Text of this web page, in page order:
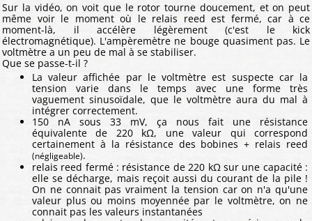
Sur la vidéo, on voit que le rotor tourne doucement, et on peut
même voir le moment où le relais reed est fermé, car à ce
moment-là, il accélère légèrement (c'est le kick
électromagnétique). L'ampèremètre ne bouge quasiment pas. Le
voltmètre a un peu de mal à se stabiliser.
Que se passe-t-il ?
La valeur affichée par le voltmètre est suspecte car la
tension varie dans le temps avec une forme très
vaguement sinusoïdale, que le voltmètre aura du mal à
intégrer correctement.
150 nA sous 33 mV, ça nous fait une résistance
équivalente de 220 kΩ, une valeur qui correspond
certainement à la résistance des bobines + relais reed
(négligeable).
relais reed fermé : résistance de 220 kΩ sur une capacité :
elle se décharge, mais reçoit aussi du courant de la pile !
On ne connait pas vraiment la tension car on n'a qu'une
valeur plus ou moins moyennée par le voltmètre, on ne
connait pas les valeurs instantanées